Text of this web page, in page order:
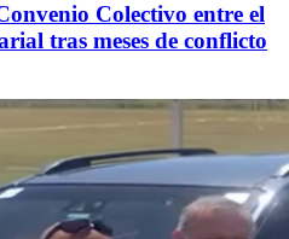
Colectivo entre el
tras meses de conflicto